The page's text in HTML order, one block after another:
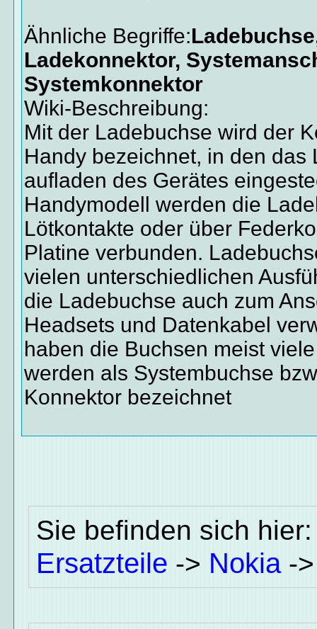
Ähnliche Begriffe:
Ladekonnektor,
Systemkonnektor
Wiki-Beschreibung:
Mit der Ladebuchse wird der
Handy bezeichnet, in den das
aufladen des Gerätes
Handymodell werden die
Lötkontakte oder über
Platine verbunden.
vielen unterschiedlichen
die Ladebuchse auch zum
Headsets und Datenkabel
haben die Buchsen meist
werden als Systembuchse
Konnektor bezeichnet
Sie befinden sich
Ersatzteile -> Nokia-